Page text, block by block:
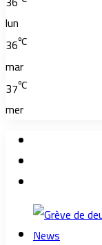
lun
36℃
mar
37℃
mer